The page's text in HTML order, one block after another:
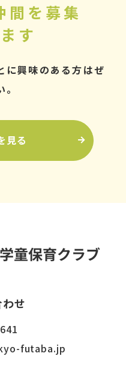
間を募集
す
に興味のある方はぜ
見る
せ
futaba.jp